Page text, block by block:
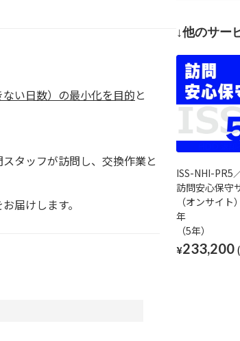
い日数）の最小化を目的と
タッフが訪問し、交換作業と
届けします。
↓他のサー
ISS-NHI-PR5
訪問安心保守
（オンサイト
年
（5年）
¥233,200